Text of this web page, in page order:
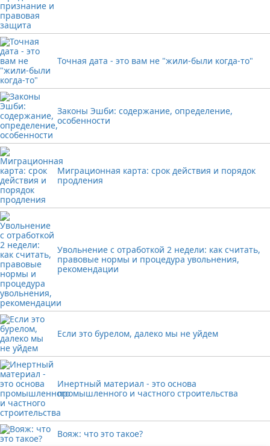
Точная дата - это вам не "жили-были когда-то"
Законы Эшби: содержание, определение,
особенности
Миграционная карта: срок действия и порядок
продления
Увольнение с отработкой 2 недели: как считать,
правовые нормы и процедура увольнения,
рекомендации
Если это бурелом, далеко мы не уйдем
Инертный материал - это основа
промышленного и частного строительства
Вояж: что это такое?